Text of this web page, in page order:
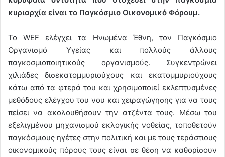
κυριαρχία είναι το Παγκόσμιο Οικονομικό Φόρουμ.
Το WEF ελέγχει τα Ηνωμένα Έθνη, τον Παγκόσμιο
Οργανισμό Υγείας και πολλούς άλλους
παγκοσμιοποιητικούς οργανισμούς. Συγκεντρώνει
χιλιάδες δισεκατομμυριούχους και εκατομμυριούχους
κάτω από τα φτερά του και χρησιμοποιεί εκλεπτυσμένες
μεθόδους ελέγχου του νου και χειραγώγησης για να τους
πείσει να ακολουθήσουν την ατζέντα τους. Μέσω του
εξελιγμένου μηχανισμού εκλογικής νοθείας, τοποθετούν
παγκόσμιους ηγέτες στην πολιτική και με τους τεράστιους
οικονομικούς πόρους τους είναι σε θέση να καθορίσουν